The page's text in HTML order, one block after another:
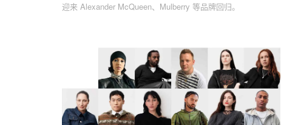
迎来 Alexander McQueen、Mulberry 等品牌回归。